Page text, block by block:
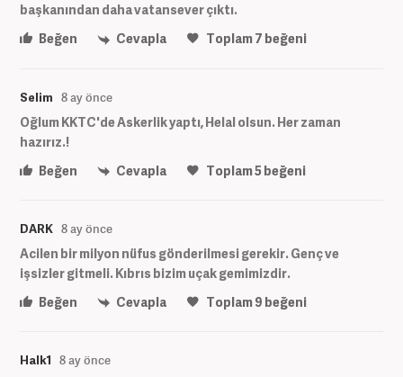
başkanından daha vatansever çıktı.
Beğen
Cevapla Toplam7 beğeni
Selim 8 ay önce
Oğlum KKTC'de Askerlik yaptı, Helal olsun. Her zaman
hazırız.!
Beğen
Cevapla Toplam5beğeni
DARK 8 ay önce
Acilen bir milyon nüfus gönderilmesi gerekir. Genç ve
işsizler gitmeli. Kıbrıs bizim uçak gemimizdir.
Beğen
Cevapla Toplam9 beğeni
Halk1 8 ay önce